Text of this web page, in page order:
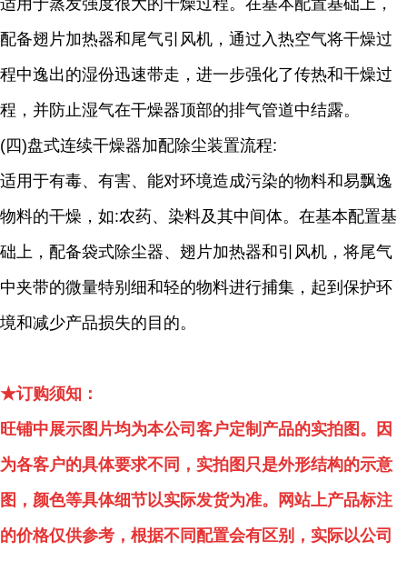
适用于蒸发强度很大的干燥过程。在基本配置基础上，
配备翅片加热器和尾气引风机，通过入热空气将干燥过
程中逸出的湿份迅速带走，进一步强化了传热和干燥过
程，并防止湿气在干燥器顶部的排气管道中结露。
(四)盘式连续干燥器加配除尘装置流程:
适用于有毒、有害、能对环境造成污染的物料和易飘逸
物料的干燥，如:农药、染料及其中间体。在基本配置基
础上，配备袋式除尘器、翅片加热器和引风机，将尾气
中夹带的微量特别细和轻的物料进行捕集，起到保护环
境和减少产品损失的目的。
★订购须知：
旺铺中展示图片均为本公司客户定制产品的实拍图。因
为各客户的具体要求不同，实拍图只是外形结构的示意
图，颜色等具体细节以实际发货为准。网站上产品标注
的价格仅供参考，根据不同配置会有区别，实际以公司